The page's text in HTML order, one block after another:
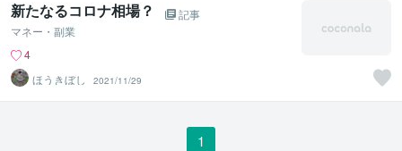
新たなるコロナ相場？
記事
マネー・副業
4
ほうきぼし
2021/11/29
1